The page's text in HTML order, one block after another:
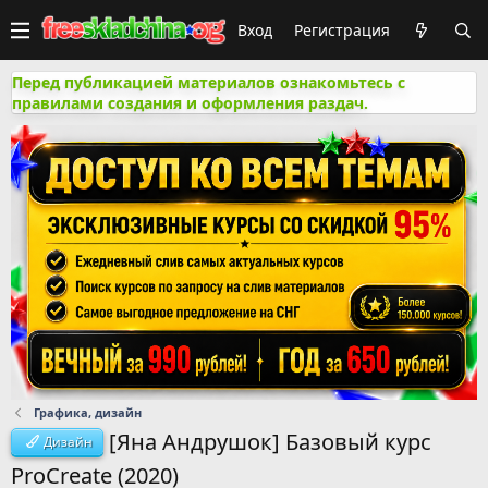
Вход Регистрация
Перед публикацией материалов ознакомьтесь с
правилами создания и оформления раздач.
Графика, дизайн
Дизайн
[Яна Андрушок] Базовый курс
ProCreate (2020)